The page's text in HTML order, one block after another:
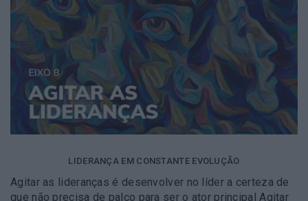
LIDERANÇA EM CONSTANTE EVOLUÇÃO
Agitar as lideranças é desenvolver no líder a certeza de
que não precisa de palco para ser o ator principal Agitar